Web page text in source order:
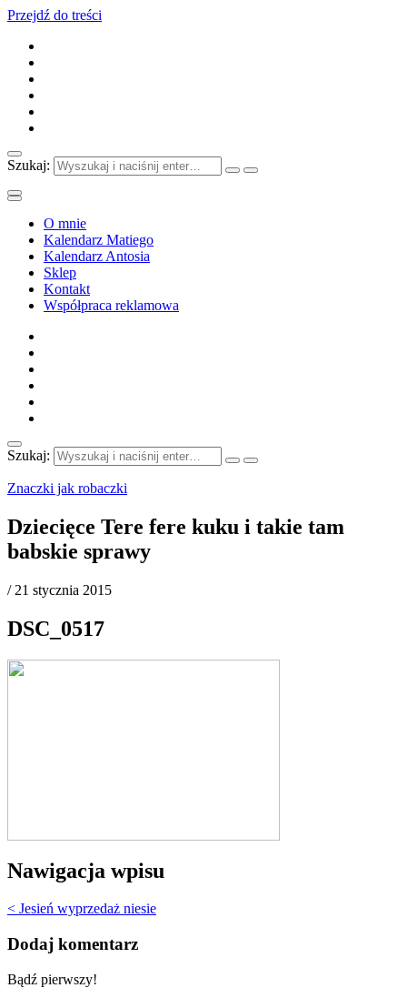
Przejdź do treści
Szukaj:
O mnie
Kalendarz Matiego
Kalendarz Antosia
Sklep
Kontakt
Współpraca reklamowa
Szukaj:
Znaczki jak robaczki
Dziecięce Tere fere kuku i takie tam
babskie sprawy
/ 21 stycznia 2015
DSC_0517
Nawigacja wpisu
< Jesień wyprzedaż niesie
Dodaj komentarz
Bądź pierwszy!